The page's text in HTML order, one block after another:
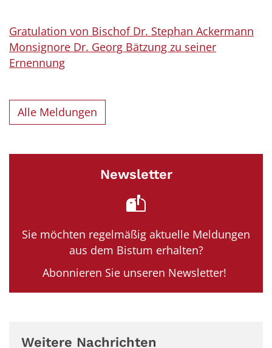
Gratulation von Bischof Dr. Stephan Ackermann
Monsignore Dr. Georg Bätzung zu seiner
Ernennung
Alle Meldungen
Newsletter
Sie möchten regelmäßig aktuelle Meldungen
aus dem Bistum erhalten?
Abonnieren Sie unseren Newsletter!
Weitere Nachrichten